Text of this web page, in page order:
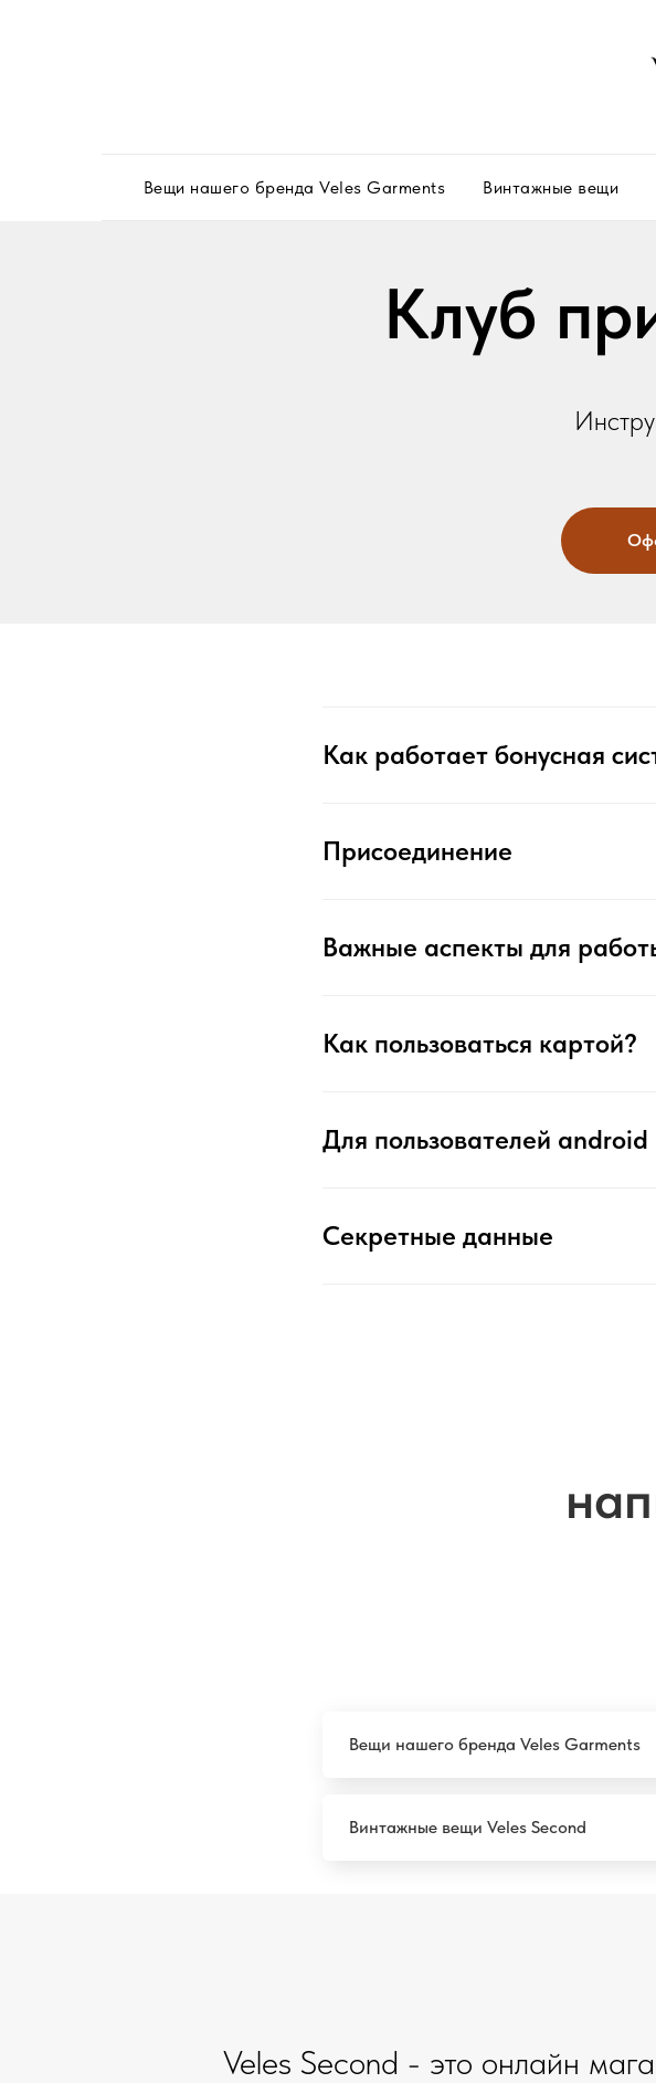
Вещи нашего бренда Veles Garments Винтажные вещи
Клуб
Как работает бонусная
Присоединение
Важные аспекты для
Как пользоваться картой?
Для пользователей android
Секретные данные
Вещи нашего бренда Veles Garments
Винтажные вещи Veles Second
Veles Second - это онлайн